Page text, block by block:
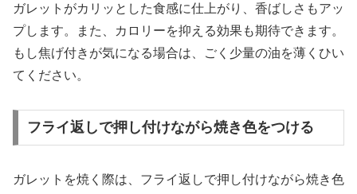
ガレットがカリッとした食感に仕上がり、香ばしさもアッ
プします。また、カロリーを抑える効果も期待できます。
もし焦げ付きが気になる場合は、ごく少量の油を薄くひい
てください。
フライ返しで押し付けながら焼き色をつける
ガレットを焼く際は、フライ返しで押し付けながら焼き色